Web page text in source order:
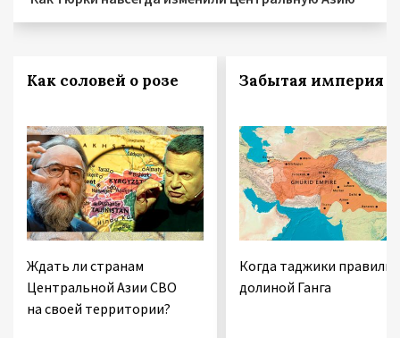
Как соловей о розе
Ждать ли странам
Центральной Азии СВО
на своей территории?
Забытая империя
Когда таджики правили
долиной Ганга